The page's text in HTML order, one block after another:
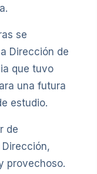
se
Dirección de
que tuvo
una futura
estudio.
de
provechoso.